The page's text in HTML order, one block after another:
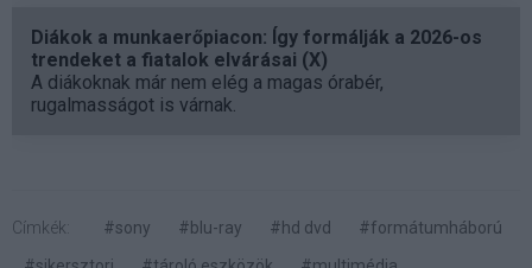
Diákok a munkaerőpiacon: Így formálják a 2026-os
trendeket a fiatalok elvárásai (X)
A diákoknak már nem elég a magas órabér,
rugalmasságot is várnak.
Címkék: #sony #blu-ray #hd dvd
#formátumháború